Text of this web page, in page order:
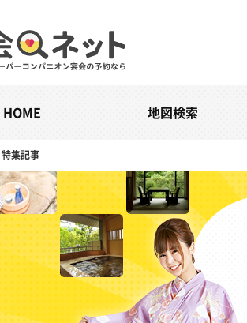
HOME 地図検索
特集記事